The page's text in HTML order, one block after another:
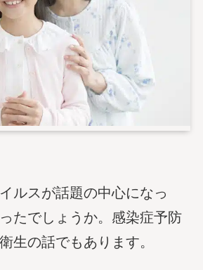
ルスが話題の中心になっ
たでしょうか。感染症予防
生の話でもあります。